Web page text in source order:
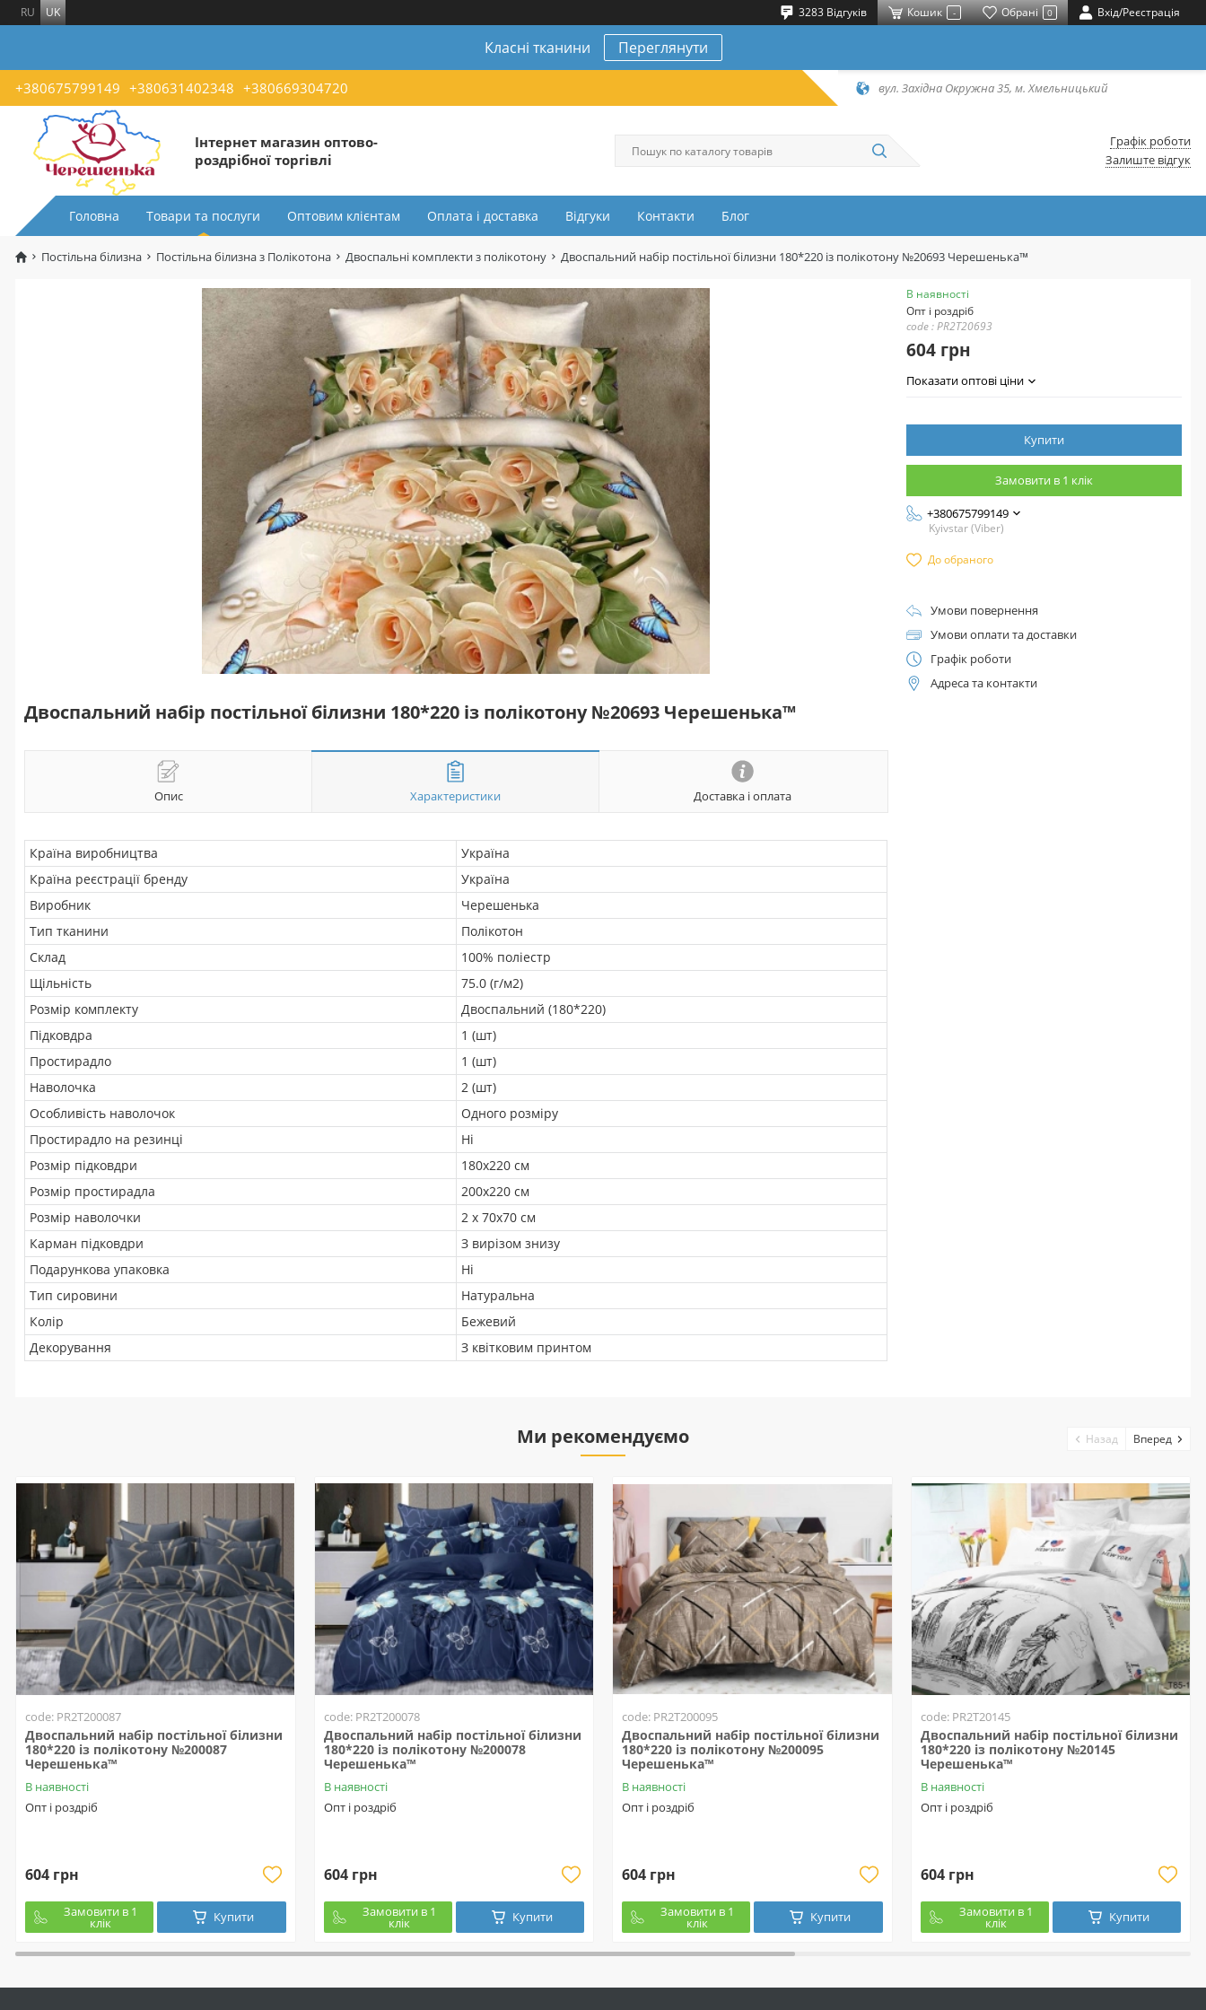
RU UK 3283 Відгуків Кошик - Обрані 0 Вхід/Реєстрація
Класні тканини Переглянути
+380675799149 +380631402348 +380669304720 вул. Західна Окружна 35, м. Хмельницький
Інтернет магазин оптово-
роздрібної торгівлі
Графік роботи
Залиште відгук
Головна Товари та послуги Оптовим клієнтам Оплата і доставка Відгуки Контакти Блог
Постільна білизна Постільна білизна з Полікотона Двоспальні комплекти з полікотону Двоспальний набір постільної білизни 180*220 із полікотону №20693 Черешенька™
Двоспальний набір постільної білизни 180*220 із полікотону №20693 Черешенька™
Опис Характеристики Доставка і оплата
Країна виробництва
Україна
Країна реєстрації бренду
Україна
Виробник
Черешенька
Тип тканини
Полікотон
Склад
100% поліестр
Щільність
75.0 (г/м2)
Розмір комплекту
Двоспальний (180*220)
Підковдра
1 (шт)
Простирадло
1 (шт)
Наволочка
2 (шт)
Особливість наволочок
Одного розміру
Простирадло на резинці
Ні
Розмір підковдри
180х220 см
Розмір простирадла
200х220 см
Розмір наволочки
2 х 70х70 см
Карман підковдри
З вирізом знизу
Подарункова упаковка
Ні
Тип сировини
Натуральна
Колір
Бежевий
Декорування
З квітковим принтом
В наявності
Опт і роздріб
code : PR2T20693
604 грн
Показати оптові ціни
Купити
Замовити в 1 клік
+380675799149
Kyivstar (Viber)
До обраного
Умови повернення
Умови оплати та доставки
Графік роботи
Адреса та контакти
Ми рекомендуємо
code: PR2T200087
Двоспальний набір постільної білизни
180*220 із полікотону №200087
Черешенька™
В наявності
Опт і роздріб
604 грн
Замовити в 1
клік Купити
code: PR2T200078
Двоспальний набір постільної білизни
180*220 із полікотону №200078
Черешенька™
В наявності
Опт і роздріб
604 грн
Замовити в 1
клік Купити
code: PR2T200095
Двоспальний набір постільної білизни
180*220 із полікотону №200095
Черешенька™
В наявності
Опт і роздріб
604 грн
Замовити в 1
клік Купити
code: PR2T20145
Двоспальний набір постільної білизни
180*220 із полікотону №20145
Черешенька™
В наявності
Опт і роздріб
604 грн
Замовити в 1
клік Купити
Назад Вперед